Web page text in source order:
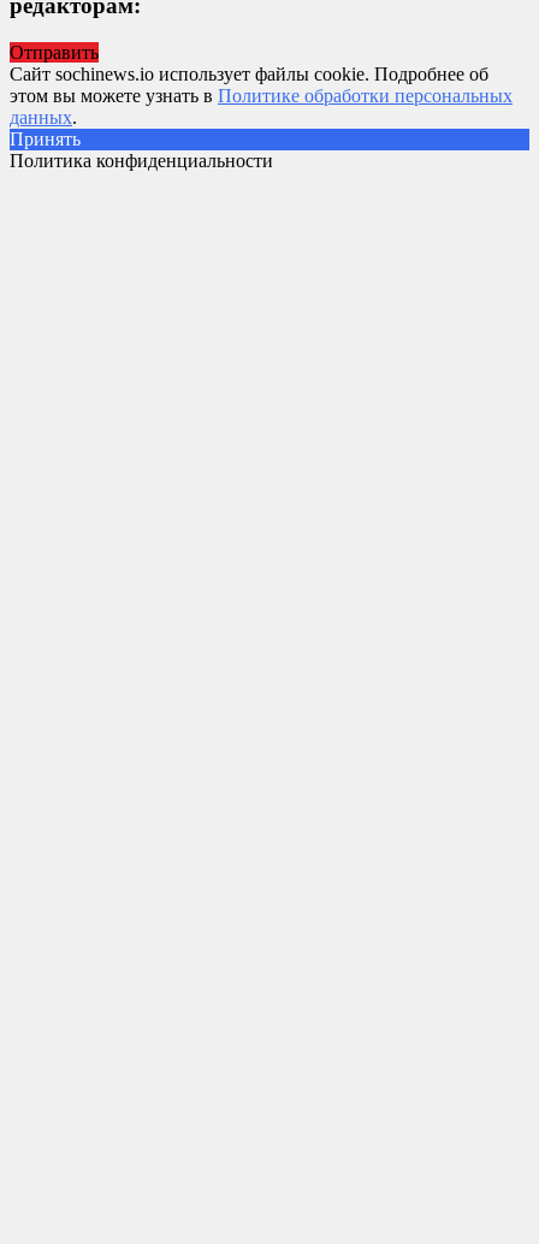
редакторам:
Отправить
Сайт sochinews.io использует файлы cookie. Подробнее об
этом вы можете узнать в Политике обработки персональных
данных.
Принять
Политика конфиденциальности